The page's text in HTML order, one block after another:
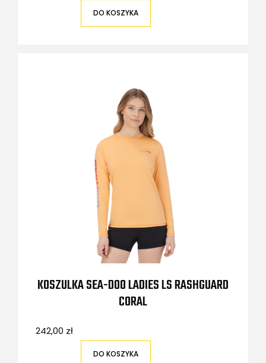
DO KOSZYKA
KOSZULKA SEA-DOO LADIES LS RASHGUARD
CORAL
242,00 zł
DO KOSZYKA